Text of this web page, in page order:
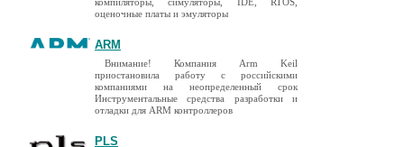
оценочные платы и эмуляторы
ARM
Внимание! Компания Arm Keil
приостановила работу с российскими
компаниями на неопределенный срок
Инструментальные средства разработки и
отладки для ARM контроллеров
PLS